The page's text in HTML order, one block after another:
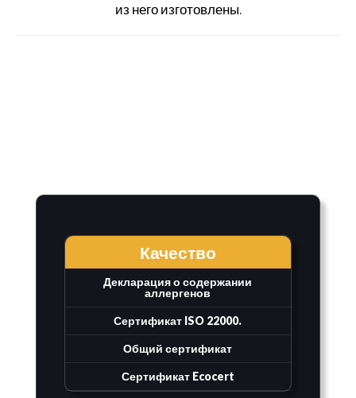
из него изготовлены.
Качество
Декларация о содержании
аллергенов
Сертификат ISO 22000.
Общий сертификат
Сертификат Ecocert